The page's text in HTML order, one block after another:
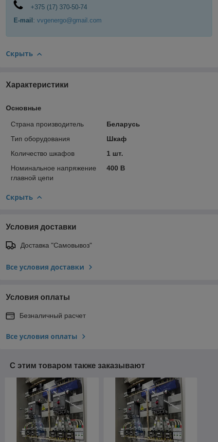
+375 (17) 370-50-74
E-mail : vvgenergo@gmail.com
Скрыть
Характеристики
Основные
Страна производитель
Беларусь
Тип оборудования
Шкаф
Количество шкафов
1 шт.
Номинальное напряжение
главной цепи
400 В
Скрыть
Условия доставки
Доставка "Самовывоз"
Все условия доставки
Условия оплаты
Безналичный расчет
Все условия оплаты
С этим товаром также заказывают